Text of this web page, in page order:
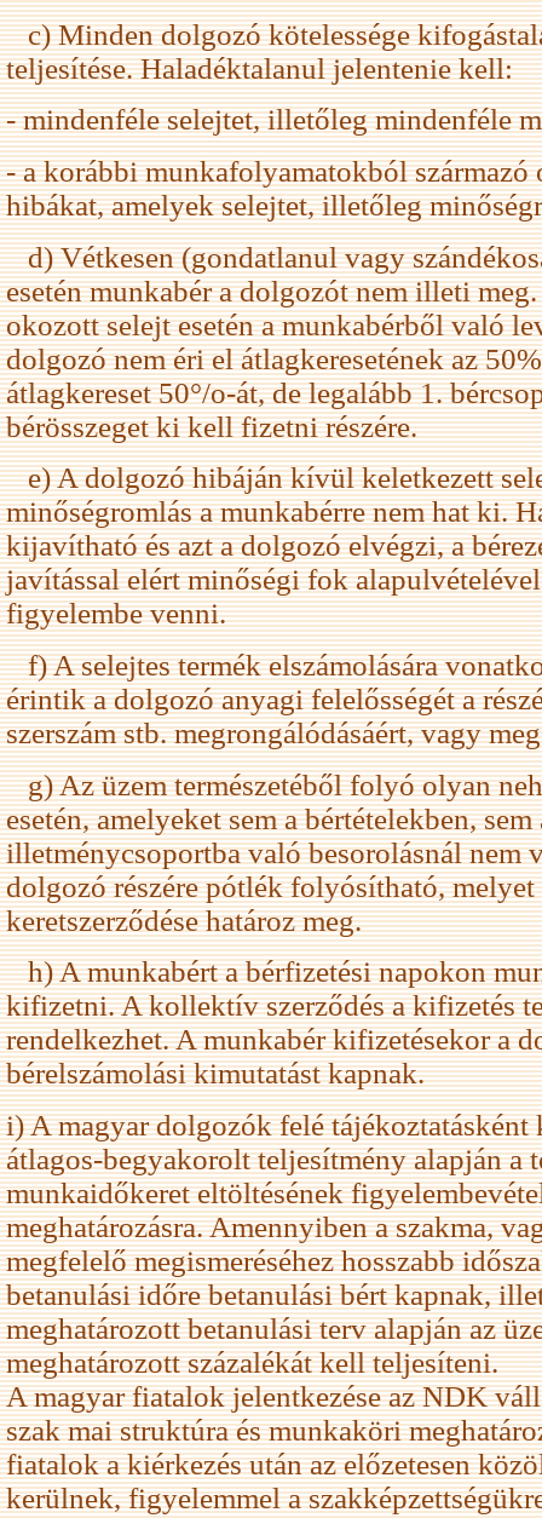
c) Minden dolgozó kötelessége
teljesítése. Haladéktalanul jelentenie kell:
- mindenféle selejtet, illetőleg mindenféle
- a korábbi munkafolyamatokból származó
hibákat, amelyek selejtet, illetőleg
d) Vétkesen (gondatlanul vagy
esetén munkabér a dolgozót nem illeti
okozott selejt esetén a munkabérből való
dolgozó nem éri el átlagkeresetének az
átlagkereset 50°/o-át, de legalább 1.
bérösszeget ki kell fizetni részére.
e) A dolgozó hibáján kívül keletkezett
minőségromlás a munkabérre nem hat ki.
kijavítható és azt a dolgozó elvégzi, a
javítással elért minőségi fok
figyelembe venni.
f) A selejtes termék elszámolására
érintik a dolgozó anyagi felelősségét a
szerszám stb. megrongálódásáért, vagy
g) Az üzem természetéből folyó olyan
esetén, amelyeket sem a bértételekben,
illetménycsoportba való besorolásnál nem
dolgozó részére pótlék folyósítható,
keretszerződése határoz meg.
h) A munkabért a bérfizetési napokon
kifizetni. A kollektív szerződés a kifizetés
rendelkezhet. A munkabér kifizetésekor a
bérelszámolási kimutatást kapnak.
i) A magyar dolgozók felé tájékoztatásként
átlagos-begyakorolt teljesítmény alapján a
munkaidőkeret eltöltésének
meghatározásra. Amennyiben a szakma,
megfelelő megismeréséhez hosszabb
betanulási időre betanulási bért kapnak,
meghatározott betanulási terv alapján az
meghatározott százalékát kell teljesíteni.
A magyar fiatalok jelentkezése az NDK
szak mai struktúra és munkaköri
fiatalok a kiérkezés után az előzetesen
kerülnek, figyelemmel a